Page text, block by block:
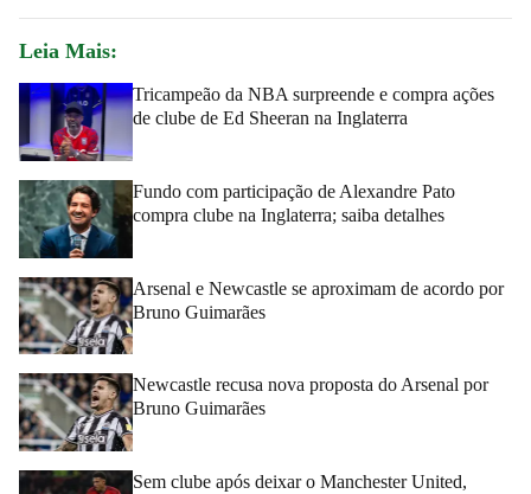
Leia Mais:
Tricampeão da NBA surpreende e compra ações
de clube de Ed Sheeran na Inglaterra
Fundo com participação de Alexandre Pato
compra clube na Inglaterra; saiba detalhes
Arsenal e Newcastle se aproximam de acordo por
Bruno Guimarães
Newcastle recusa nova proposta do Arsenal por
Bruno Guimarães
Sem clube após deixar o Manchester United,